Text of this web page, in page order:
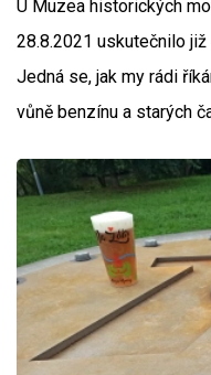
U Muzea historických
28.8.2021 uskutečnilo
Jedná se, jak my rádi
vůně benzínu a starých